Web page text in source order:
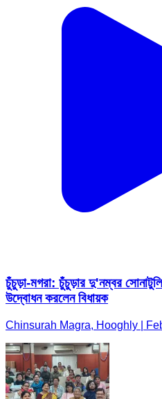
চুঁচুড়া-মগরা: চুঁচুড়ার দু'নম্বর
উদ্বোধন করলেন বিধায়ক
Chinsurah Magra, Hooghly |